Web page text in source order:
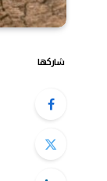
شاركها